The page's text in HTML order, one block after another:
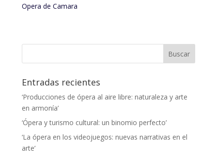
Opera de Camara
Entradas recientes
‘Producciones de ópera al aire libre: naturaleza y arte
en armonía’
‘Ópera y turismo cultural: un binomio perfecto’
‘La ópera en los videojuegos: nuevas narrativas en el
arte’